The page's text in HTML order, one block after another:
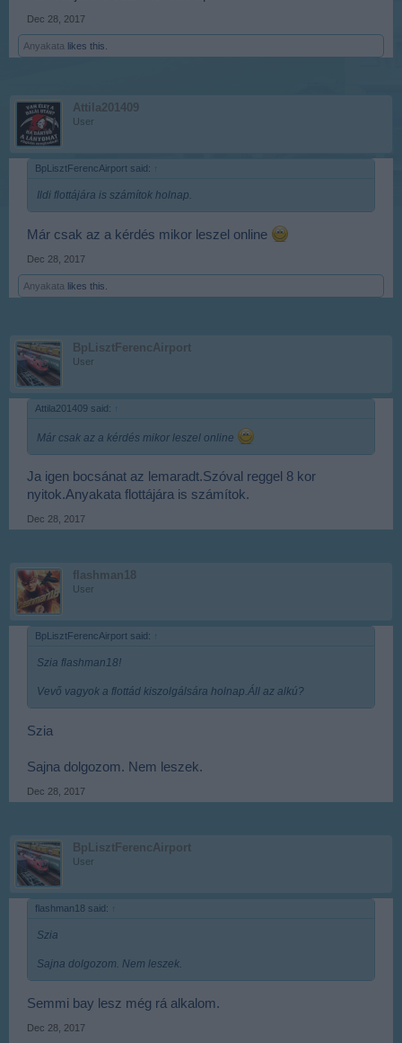
Dec 28, 2017
Anyakata likes this.
Attila201409
User
BpLisztFerencAirport said: ↑
Ildi flottájára is számítok holnap.
Már csak az a kérdés mikor leszel online
Dec 28, 2017
Anyakata likes this.
BpLisztFerencAirport
User
Attila201409 said: ↑
Már csak az a kérdés mikor leszel online
Ja igen bocsánat az lemaradt.Szóval reggel 8 kor
nyitok.Anyakata flottájára is számítok.
Dec 28, 2017
flashman18
User
BpLisztFerencAirport said: ↑
Szia flashman18!
Vevő vagyok a flottád kiszolgálsára holnap.Áll az alkú?
Szia
Sajna dolgozom. Nem leszek.
Dec 28, 2017
BpLisztFerencAirport
User
flashman18 said: ↑
Szia
Sajna dolgozom. Nem leszek.
Semmi bay lesz még rá alkalom.
Dec 28, 2017